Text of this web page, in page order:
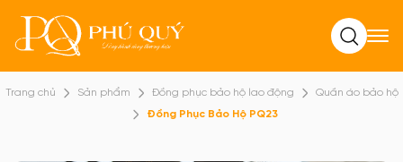
Tìm kiếm
Trang chủ Sản phẩm Đồng phục bảo hộ lao động
Quần áo bảo hộ
Đồng Phục Bảo Hộ PQ23